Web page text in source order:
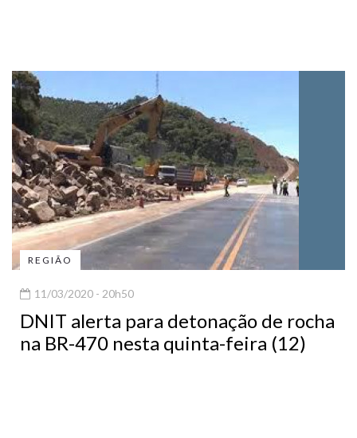
REGIÃO
11/03/2020 - 20h50
DNIT alerta para detonação de rocha
na BR-470 nesta quinta-feira (12)